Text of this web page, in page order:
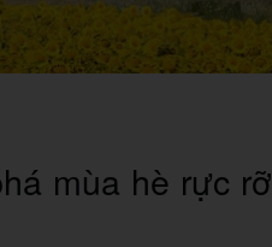
mùa hè rực rỡ